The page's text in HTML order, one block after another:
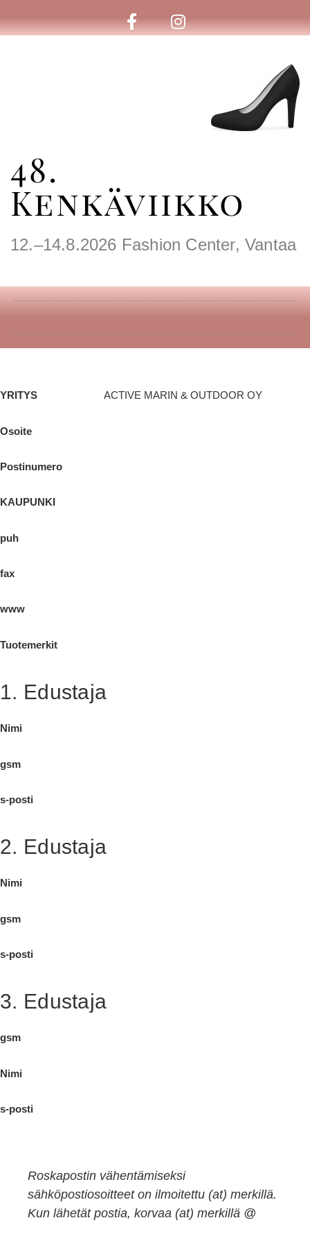
48.
Kenkäviikko
12.–14.8.2026 Fashion Center, Vantaa
YRITYS ACTIVE MARIN & OUTDOOR OY
Osoite
Postinumero
KAUPUNKI
puh
fax
www
Tuotemerkit
1. Edustaja
Nimi
gsm
s-posti
2. Edustaja
Nimi
gsm
s-posti
3. Edustaja
gsm
Nimi
s-posti
Roskapostin vähentämiseksi
sähköpostiosoitteet on ilmoitettu (at) merkillä.
Kun lähetät postia, korvaa (at) merkillä @